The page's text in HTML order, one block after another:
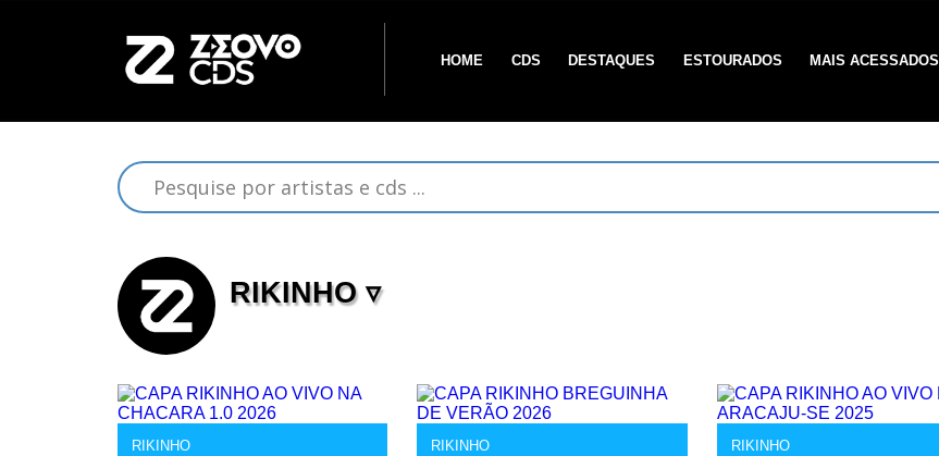
HOME CDS DESTAQUES ESTOURADOS MAIS ACESSADOS
RIKINHO ▿
RIKINHO RIKINHO RIKINHO